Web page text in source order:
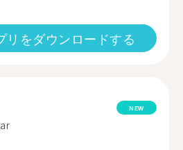
リをダウンロードする
NEW